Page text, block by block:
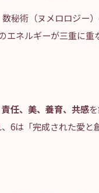
秘術（ヌメロロジー
エネルギーが三重に重
任、美、養育、共感
6は「完成された愛と